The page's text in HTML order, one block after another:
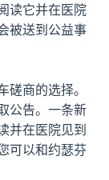
读它并在医院
被送到公益事
商的选择。
公告。一条新
并在医院见到
可以和约瑟芬